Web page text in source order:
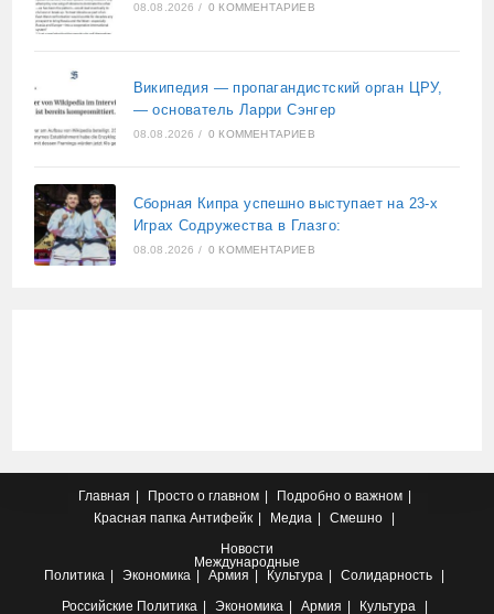
08.08.2026 / 0 КОММЕНТАРИЕВ
Википедия — пропагандистский орган ЦРУ,
— основатель Ларри Сэнгер
08.08.2026 / 0 КОММЕНТАРИЕВ
Сборная Кипра успешно выступает на 23-х
Играх Содружества в Глазго:
08.08.2026 / 0 КОММЕНТАРИЕВ
Главная Просто о главном
Подробно о важном
Красная папка Антифейк Медиа
Смешно
Новости
Международные
Политика
Экономика Армия Культура
Солидарность
Российские Политика Экономика Армия Культура